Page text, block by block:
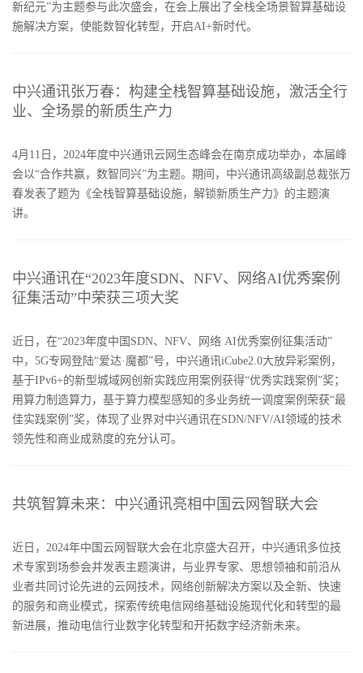
新纪元”为主题参与此次盛会，在会上展出了全栈全场景智算基础设
施解决方案，使能数智化转型，开启AI+新时代。
中兴通讯张万春：构建全栈智算基础设施，激活全行
业、全场景的新质生产力
4月11日，2024年度中兴通讯云网生态峰会在南京成功举办，本届峰
会以“合作共赢，数智同兴”为主题。期间，中兴通讯高级副总裁张万
春发表了题为《全栈智算基础设施，解锁新质生产力》的主题演
讲。
中兴通讯在“2023年度SDN、NFV、网络AI优秀案例
征集活动”中荣获三项大奖
近日，在“2023年度中国SDN、NFV、网络 AI优秀案例征集活动”
中，5G专网登陆“爱达·魔都”号，中兴通讯iCube2.0大放异彩案例，
基于IPv6+的新型城域网创新实践应用案例获得“优秀实践案例”奖；
用算力制造算力，基于算力模型感知的多业务统一调度案例荣获“最
佳实践案例”奖，体现了业界对中兴通讯在SDN/NFV/AI领域的技术
领先性和商业成熟度的充分认可。
共筑智算未来：中兴通讯亮相中国云网智联大会
近日，2024年中国云网智联大会在北京盛大召开，中兴通讯多位技
术专家到场参会并发表主题演讲，与业界专家、思想领袖和前沿从
业者共同讨论先进的云网技术，网络创新解决方案以及全新、快速
的服务和商业模式，探索传统电信网络基础设施现代化和转型的最
新进展，推动电信行业数字化转型和开拓数字经济新未来。